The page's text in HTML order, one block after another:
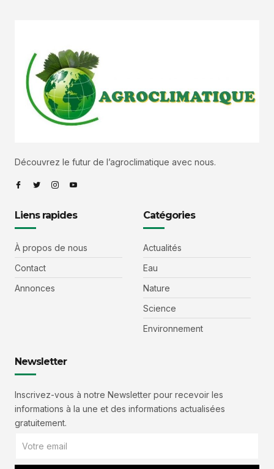
Découvrez le futur de l’agroclimatique avec nous.
Liens rapides
À propos de nous
Contact
Annonces
Catégories
Actualités
Eau
Nature
Science
Environnement
Newsletter
Inscrivez-vous à notre Newsletter pour recevoir les
informations à la une et des informations actualisées
gratuitement.